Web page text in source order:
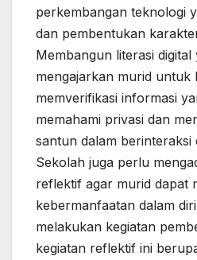
perkembangan teknologi
dan pembentukan
Membangun literasi
mengajarkan murid untuk
memverifikasi informasi
memahami privasi dan
santun dalam berinteraksi
Sekolah juga perlu
reflektif agar murid dapat
kebermanfaatan dalam
melakukan kegiatan
kegiatan reflektif ini